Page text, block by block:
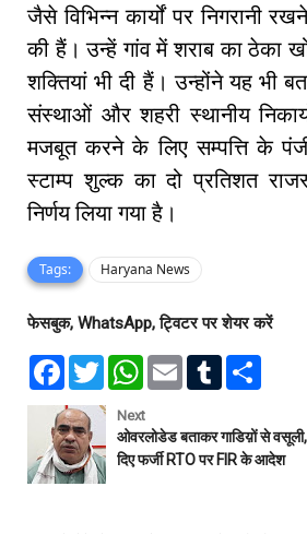
जैसे विभिन्न कार्यों पर निगरानी
की हैं। उन्हें गांव में शराब का ठेका
शक्तियां भी दी हैं। उन्होंने यह भी
संस्थाओं और शहरी स्थानीय
मजबूत करने के लिए सम्पत्ति के
स्टाम्प शुल्क का दो प्रतिशत
निर्णय लिया गया है।
Tags: Haryana News
फेसबुक, WhatsApp, ट्विटर पर शेयर करें
F
e
b
o
o
k
T
w
t
e
r
W
t
s
A
p
E
l
T
l
r
e
Next
ओवरलोडेड बताकर गाडिय़ों से
दिए फर्जी RTO पर FIR के आदेश